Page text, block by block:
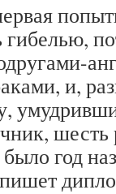
гибелью,
и,
год